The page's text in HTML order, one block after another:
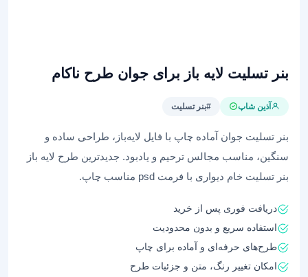
بنر تسلیت لایه باز برای جوان طرح ناکام
آذین شاپ #بنر تسلیت
بنر تسلیت جوان آماده چاپ با فایل لایه‌باز، طراحی ساده و
سنگین، مناسب مجالس ترحیم و یادبود. جدیدترین طرح لایه باز
بنر تسلیت خام دیواری با فرمت psd مناسب چاپ.
دریافت فوری پس از خرید
استفاده سریع و بدون محدودیت
طرح‌های حرفه‌ای و آماده برای چاپ
امکان تغییر رنگ، متن و جزئیات طرح